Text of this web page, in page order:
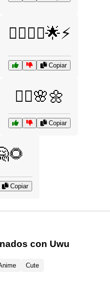
🧙‍♂️🧝‍♀️🌟⚡
Copiar
🧚‍♂️🌸🌼
Copiar
Copiar
con Uwu
Cute